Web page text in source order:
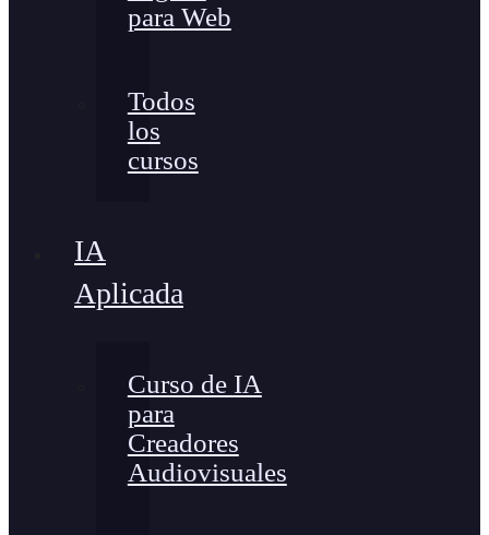
para Web
Todos
los
cursos
IA
Aplicada
Curso de IA
para
Creadores
Audiovisuales